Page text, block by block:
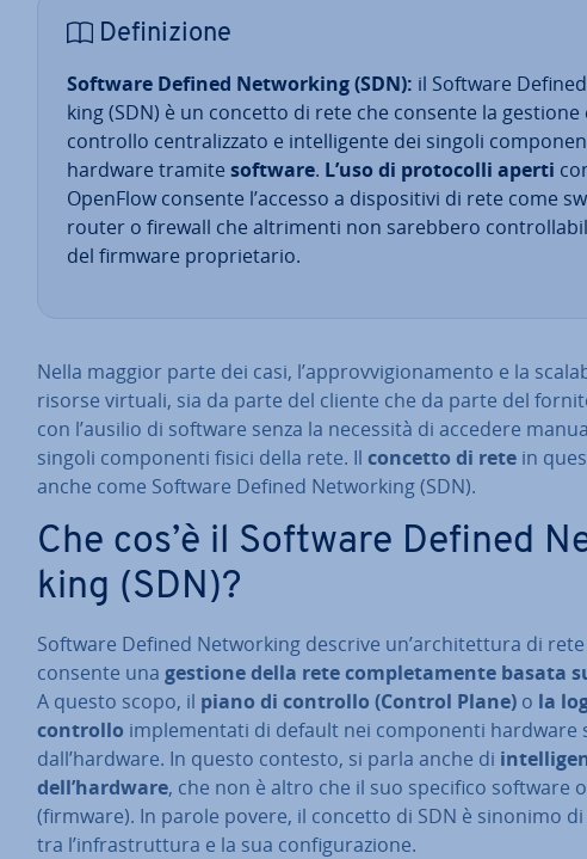
De­fi­ni­zio­ne
Software Defined Net­wor­king (SDN): il Software
king (SDN) è un concetto di rete che consente la gestione
controllo cen­tra­liz­za­to e in­tel­li­gen­te dei singoli
hardware tramite software. L’uso di pro­to­col­li aperti
OpenFlow consente l’accesso a di­spo­si­ti­vi di rete come
router o firewall che al­tri­men­ti non sarebbero
del firmware pro­prie­ta­rio.
Nella maggior parte dei casi, l’ap­prov­vi­gio­na­men­to e la
risorse virtuali, sia da parte del cliente che da parte del
con l’ausilio di software senza la necessità di accedere
singoli com­po­nen­ti fisici della rete. Il concetto di rete in
anche come Software Defined Net­wor­king (SDN).
Che cos’è il Software Defined
king (SDN)?
Software Defined Net­wor­king descrive un’ar­chi­tet­tu­ra di
consente una gestione della retecom­ple­ta­men­te basata
A questo scopo, il piano di controllo (Control Plane) o la
controllo im­ple­men­ta­ti di default nei com­po­nen­ti hardware
dall’hardware. In questo contesto, si parla anche di
dell’hardware, che non è altro che il suo specifico software
(firmware). In parole povere, il concetto di SDN è sinonimo
tra l’in­fra­strut­tu­ra e la sua con­fi­gu­ra­zio­ne.